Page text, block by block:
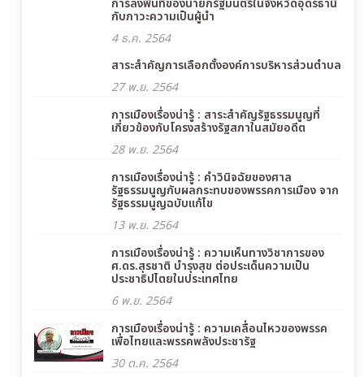
การลงพื้นที่ของนายกรัฐมนตรีในจังหวัดอุดรธานี
กับภาวะความเป็นผู้นำ
4 ธ.ค. 2564
สาระสำคัญการเลือกตั้งองค์การบริหารส่วนตำบล
27 พ.ย. 2564
การเมืองเรื่องน่ารู้ : สาระสำคัญรัฐธรรมนูญที่
เกี่ยวข้องกับโครงสร้างรัฐสภาในสมัยอดีต
28 พ.ย. 2564
การเมืองเรื่องน่ารู้ : คำวินิจฉัยของศาล
รัฐธรรมนูญกับผลกระทบของพรรคการเมือง จาก
รัฐธรรมนูญฉบับแก้ไข
13 พ.ย. 2564
การเมืองเรื่องน่ารู้ : ความเห็นทางวิชาการของ
ศ.ดร.สุรชาติ บำรุงสุข ต่อประเด็นความเป็น
ประชาธิปไตยในประเทศไทย
6 พ.ย. 2564
การเมืองเรื่องน่ารู้ : ความเคลื่อนไหวของพรรค
เพื่อไทยและพรรคพลังประชารัฐ
30 ต.ค. 2564